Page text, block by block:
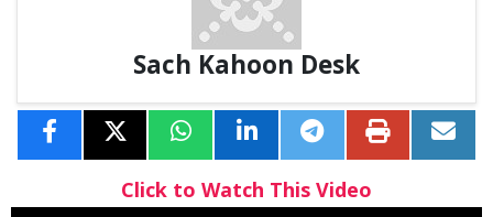
Sach Kahoon Desk
Click to Watch This Video